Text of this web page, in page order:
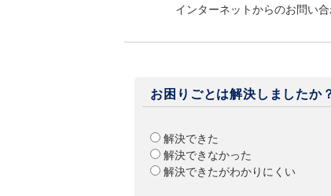
インターネットからのお問い合
お困りごとは解決しましたか
解決できた
解決できなかった
解決できたがわかりにくい